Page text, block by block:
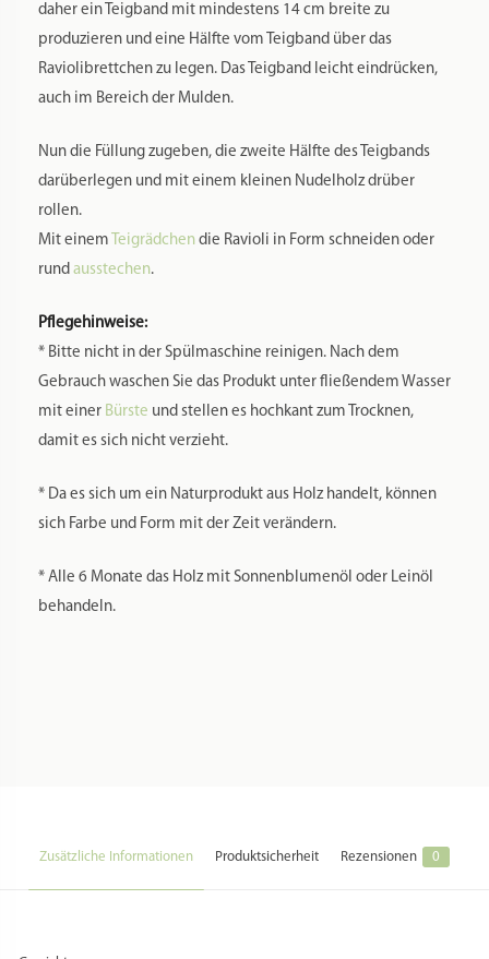
daher ein Teigband mit mindestens 14 cm breite zu
produzieren und eine Hälfte vom Teigband über das
Raviolibrettchen zu legen. Das Teigband leicht eindrücken,
auch im Bereich der Mulden.
Nun die Füllung zugeben, die zweite Hälfte des Teigbands
darüberlegen und mit einem kleinen Nudelholz drüber
rollen.
Mit einem Teigrädchen die Ravioli in Form schneiden oder
rund ausstechen.
Pflegehinweise:
* Bitte nicht in der Spülmaschine reinigen. Nach dem
Gebrauch waschen Sie das Produkt unter fließendem Wasser
mit einer Bürste und stellen es hochkant zum Trocknen,
damit es sich nicht verzieht.
* Da es sich um ein Naturprodukt aus Holz handelt, können
sich Farbe und Form mit der Zeit verändern.
* Alle 6 Monate das Holz mit Sonnenblumenöl oder Leinöl
behandeln.
Zusätzliche Informationen Produktsicherheit Rezensionen 0